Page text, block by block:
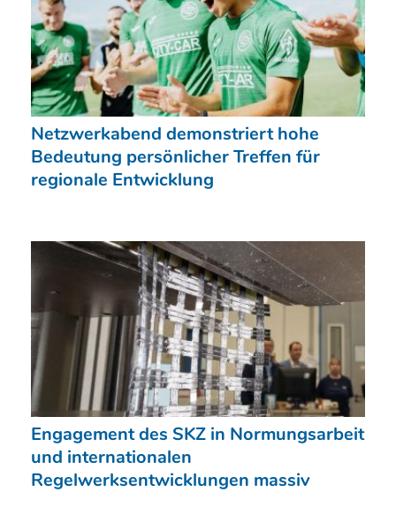
Netzwerkabend demonstriert hohe
Bedeutung persönlicher Treffen für
regionale Entwicklung
Engagement des SKZ in Normungsarbeit
und internationalen
Regelwerksentwicklungen massiv